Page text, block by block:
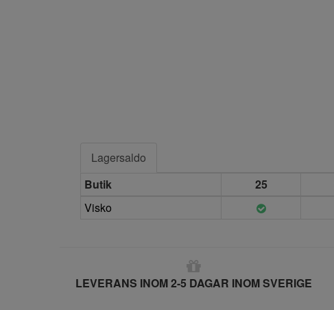
Lagersaldo
Butik
25
Visko
LEVERANS INOM 2-5 DAGAR INOM SVERIGE